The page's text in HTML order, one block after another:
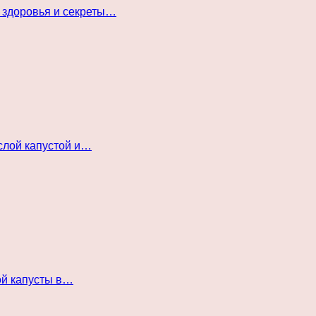
и секреты…
капустой и…
капусты в…